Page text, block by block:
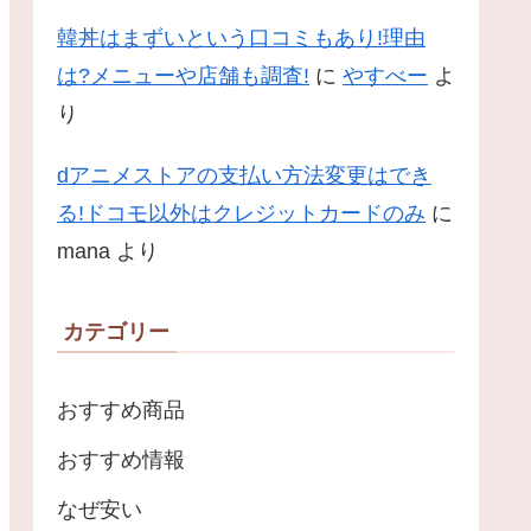
韓丼はまずいという口コミもあり!理由
は?メニューや店舗も調査! に やすべー よ
り
dアニメストアの支払い方法変更はでき
る!ドコモ以外はクレジットカードのみ に
mana より
カテゴリー
おすすめ商品
おすすめ情報
なぜ安い